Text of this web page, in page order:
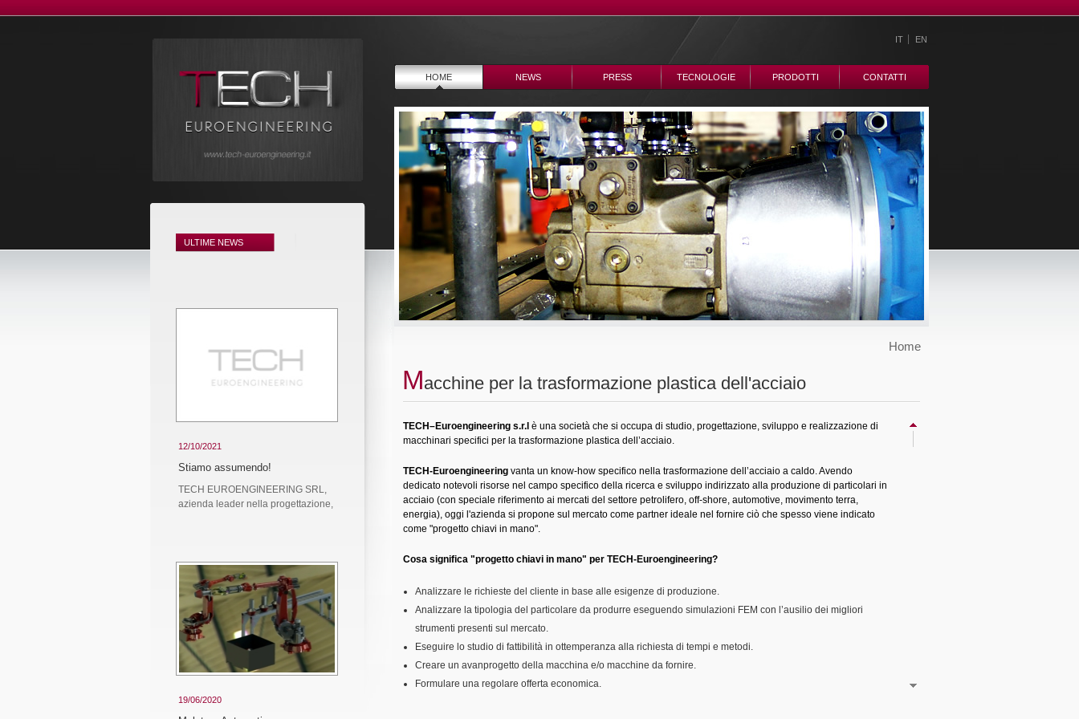
ULTIME NEWS
12/10/2021
Stiamo assumendo!
TECH EUROENGINEERING SRL,
azienda leader nella progettazione,
19/06/2020
IT EN
HOME NEWS PRESS TECNOLOGIE PRODOTTI CONTATTI
Home
Macchine per la trasformazione plastica dell'acciaio
TECH–Euroengineering s.r.l è una società che si occupa di studio, progettazione, sviluppo e realizzazione di
macchinari specifici per la trasformazione plastica dell’acciaio.
TECH-Euroengineering vanta un know-how specifico nella trasformazione dell’acciaio a caldo. Avendo
dedicato notevoli risorse nel campo specifico della ricerca e sviluppo indirizzato alla produzione di particolari in
acciaio (con speciale riferimento ai mercati del settore petrolifero, off-shore, automotive, movimento terra,
energia), oggi l'azienda si propone sul mercato come partner ideale nel fornire ciò che spesso viene indicato
come "progetto chiavi in mano".
Cosa significa "progetto chiavi in mano" per TECH-Euroengineering?
Analizzare le richieste del cliente in base alle esigenze di produzione.
Analizzare la tipologia del particolare da produrre eseguendo simulazioni FEM con l’ausilio dei migliori
strumenti presenti sul mercato.
Eseguire lo studio di fattibilità in ottemperanza alla richiesta di tempi e metodi.
Creare un avanprogetto della macchina e/o macchine da fornire.
Formulare una regolare offerta economica.